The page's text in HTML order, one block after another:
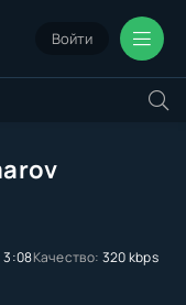
Войти
3:08Качество: 320 kbps